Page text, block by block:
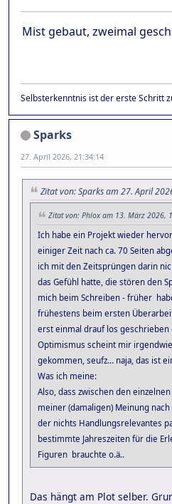
Mist gebaut, zweimal
Selbsterkenntnis ist der erste Schritt
Sparks
27. April 2026, 21:34:14
Zitat von: Sparks am 27. April
Zitat von: Phlox am 13. März 2026,
Ich habe ein Projekt wieder
einiger Zeit nach ca. 70 Seiten
ich mit den Zeitsprüngen darin
das Gefühl hatte, die stören den
mich beim Schreiben - früher
frühestens beim ersten
erst einmal drauf los geschrieben
Optimismus scheint mir
gekommen, seufz... naja, das ist
Was ich meine:
Also, dass zwischen den
meiner (damaligen) Meinung
der nichts Handlungsrelevantes
bestimmte Jahreszeiten für die
Figuren brauchte o.ä..
Das hängt am Plot selber.